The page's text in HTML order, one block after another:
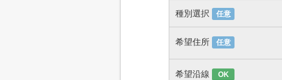
種別選択 任意
希望住所 任意
希望沿線 OK